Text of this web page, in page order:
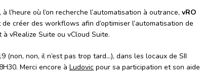
l’heure où l’on recherche l’automatisation à outrance, vRO
créer des workflows afin d’optimiser l’automatisation de
à vRealize Suite ou vCloud Suite.
(non, non, il n’est pas trop tard…), dans les locaux de SII
Merci encore à Ludovic pour sa participation et son aide